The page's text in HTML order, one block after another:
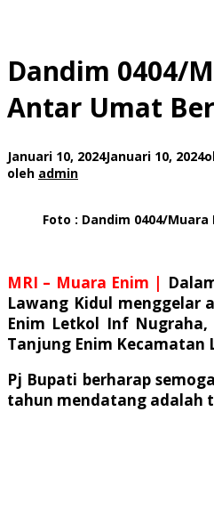
Dandim 0404/
Antar Umat
Januari 10, 2024Januari 10, 2024
oleh admin
Foto : Dandim 0404/
MRI – Muara Enim |
Lawang Kidul menggelar
Enim Letkol Inf Nugraha,
Tanjung Enim Kecamatan
Pj Bupati berharap
tahun mendatang adalah